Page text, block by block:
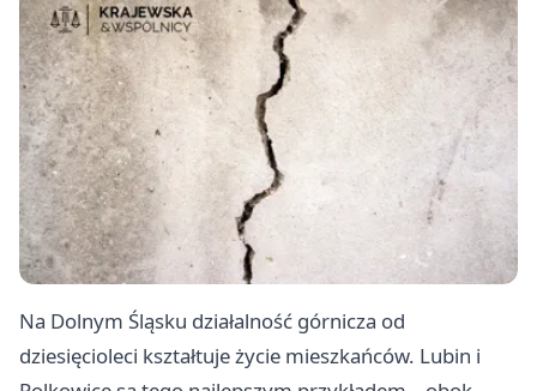
Na Dolnym Śląsku działalność górnicza od
dziesięcioleci kształtuje życie mieszkańców. Lubin i